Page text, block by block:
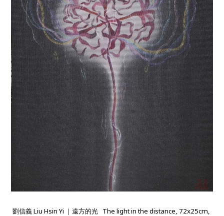
劉信義 Liu Hsin Yi ｜遠方的光 The light in the distance, 72x25cm,